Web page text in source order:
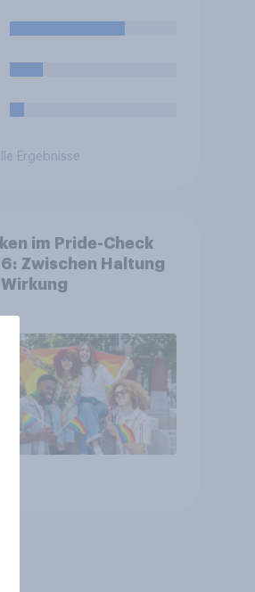
Ergebnisse
im Pride-Check
Zwischen Haltung